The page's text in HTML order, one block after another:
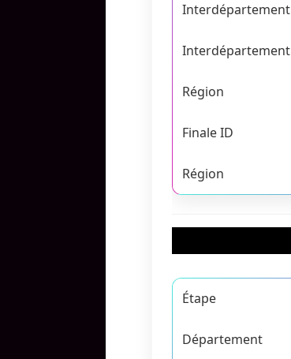
Interdépartement
Interdépartement
Région
Finale ID
Région
Étape
Département